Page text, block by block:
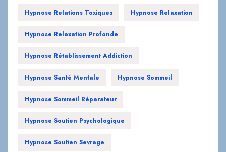
Hypnose Relations Toxiques Hypnose Relaxation
Hypnose Relaxation Profonde
Hypnose Rétablissement Addiction
Hypnose Santé Mentale Hypnose Sommeil
Hypnose Sommeil Réparateur
Hypnose Soutien Psychologique
Hypnose Soutien Sevrage